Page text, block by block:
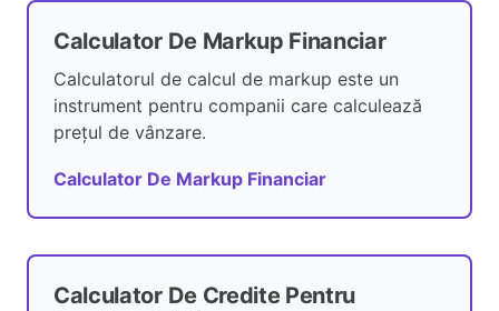
Calculator De Markup Financiar
Calculatorul de calcul de markup este un
instrument pentru companii care calculează
prețul de vânzare.
Calculator De Markup Financiar
Calculator De Credite Pentru